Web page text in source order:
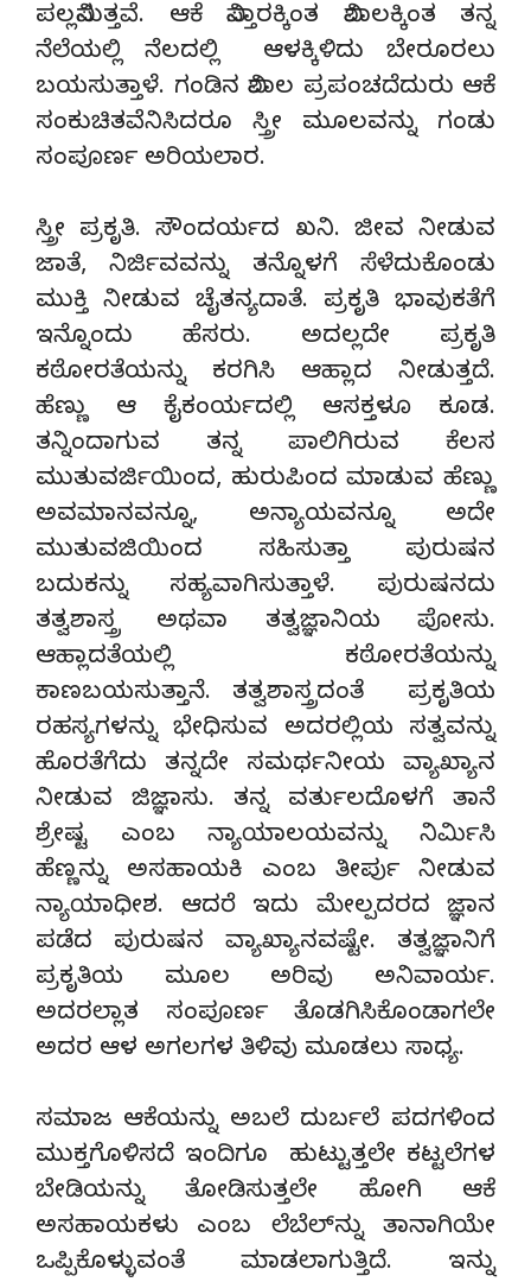
ಪಲ್ಲವಿಸುತ್ತವೆ. ಆಕೆ ವಿಸ್ತಾರಕ್ಕಿಂತ ವಿಶಾಲಕ್ಕಿಂತ ತನ್ನ
ನೆಲೆಯಲ್ಲಿ ನೆಲದಲ್ಲಿ ಆಳಕ್ಕಿಳಿದು ಬೇರೂರಲು
ಬಯಸುತ್ತಾಳೆ. ಗಂಡಿನ ವಿಶಾಲ ಪ್ರಪಂಚದೆದುರು ಆಕೆ
ಸಂಕುಚಿತವೆನಿಸಿದರೂ ಸ್ತ್ರೀ ಮೂಲವನ್ನು ಗಂಡು
ಸಂಪೂರ್ಣ ಅರಿಯಲಾರ.
ಸ್ತ್ರೀ ಪ್ರಕೃತಿ. ಸೌಂದರ್ಯದ ಖನಿ. ಜೀವ ನೀಡುವ
ಜಾತೆ, ನಿರ್ಜಿವವನ್ನು ತನ್ನೊಳಗೆ ಸೆಳೆದುಕೊಂಡು
ಮುಕ್ತಿ ನೀಡುವ ಚೈತನ್ಯದಾತೆ. ಪ್ರಕೃತಿ ಭಾವುಕತೆಗೆ
ಇನ್ನೊಂದು ಹೆಸರು. ಅದಲ್ಲದೇ ಪ್ರಕೃತಿ
ಕಠೋರತೆಯನ್ನು ಕರಗಿಸಿ ಆಹ್ಲಾದ ನೀಡುತ್ತದೆ.
ಹೆಣ್ಣು ಆ ಕೈಕಂರ್ಯದಲ್ಲಿ ಆಸಕ್ತಳೂ ಕೂಡ.
ತನ್ನಿಂದಾಗುವ ತನ್ನ ಪಾಲಿಗಿರುವ ಕೆಲಸ
ಮುತುವರ್ಜಿಯಿಂದ, ಹುರುಪಿಂದ ಮಾಡುವ ಹೆಣ್ಣು
ಅವಮಾನವನ್ನೂ, ಅನ್ಯಾಯವನ್ನೂ ಅದೇ
ಮುತುವಜಿಯಿಂದ ಸಹಿಸುತ್ತಾ ಪುರುಷನ
ಬದುಕನ್ನು ಸಹ್ಯವಾಗಿಸುತ್ತಾಳೆ. ಪುರುಷನದು
ತತ್ವಶಾಸ್ತ್ರ ಅಥವಾ ತತ್ವಜ್ಞಾನಿಯ ಪೋಸು.
ಆಹ್ಲಾದತೆಯಲ್ಲಿ ಕಠೋರತೆಯನ್ನು
ಕಾಣಬಯಸುತ್ತಾನೆ. ತತ್ವಶಾಸ್ತ್ರದಂತೆ ಪ್ರಕೃತಿಯ
ರಹಸ್ಯಗಳನ್ನು ಭೇಧಿಸುವ ಅದರಲ್ಲಿಯ ಸತ್ವವನ್ನು
ಹೊರತೆಗೆದು ತನ್ನದೇ ಸಮರ್ಥನೀಯ ವ್ಯಾಖ್ಯಾನ
ನೀಡುವ ಜಿಜ್ಞಾಸು. ತನ್ನ ವರ್ತುಲದೊಳಗೆ ತಾನೆ
ಶ್ರೇಷ್ಟ ಎಂಬ ನ್ಯಾಯಾಲಯವನ್ನು ನಿರ್ಮಿಸಿ
ಹೆಣ್ಣನ್ನು ಅಸಹಾಯಕಿ ಎಂಬ ತೀರ್ಪು ನೀಡುವ
ನ್ಯಾಯಾಧೀಶ. ಆದರೆ ಇದು ಮೇಲ್ಪದರದ ಜ್ಞಾನ
ಪಡೆದ ಪುರುಷನ ವ್ಯಾಖ್ಯಾನವಷ್ಟೇ. ತತ್ವಜ್ಞಾನಿಗೆ
ಪ್ರಕೃತಿಯ ಮೂಲ ಅರಿವು ಅನಿವಾರ್ಯ.
ಅದರಲ್ಲಾತ ಸಂಪೂರ್ಣ ತೊಡಗಿಸಿಕೊಂಡಾಗಲೇ
ಅದರ ಆಳ ಅಗಲಗಳ ತಿಳಿವು ಮೂಡಲು ಸಾಧ್ಯ.
ಸಮಾಜ ಆಕೆಯನ್ನು ಅಬಲೆ ದುರ್ಬಲೆ ಪದಗಳಿಂದ
ಮುಕ್ತಗೊಳಿಸದೆ ಇಂದಿಗೂ ಹುಟ್ಟುತ್ತಲೇ ಕಟ್ಟಲೆಗಳ
ಬೇಡಿಯನ್ನು ತೋಡಿಸುತ್ತಲೇ ಹೋಗಿ ಆಕೆ
ಅಸಹಾಯಕಳು ಎಂಬ ಲೆಬೆಲ್‍ನ್ನು ತಾನಾಗಿಯೇ
ಒಪ್ಪಿಕೊಳ್ಳುವಂತೆ ಮಾಡಲಾಗುತ್ತಿದೆ. ಇನ್ನು